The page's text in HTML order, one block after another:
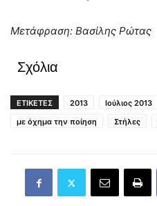
Μετάφραση: Βασίλης Ρώτας
Σχόλια
ΕΤΙΚΕΤΕΣ 2013 Ιούλιος 2013
με όχημα την ποίηση
Στήλες